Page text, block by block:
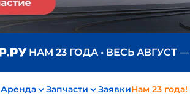
НАМ 23 ГОДА • ВЕСЬ АВГУСТ —
Аренда Запчасти ЗаявкиНам 23 года!